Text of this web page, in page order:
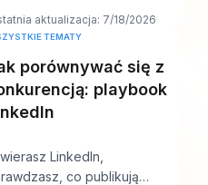
jest teraz ważne dla mojej
aktualizacja: 7/18/2026
TEMATY
porównywać się z
playbook
LinkedIn,
co publikują